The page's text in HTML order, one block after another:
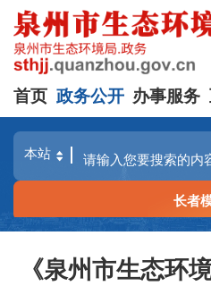
首页 政务公开 办事服务
长者
《泉州市生态环